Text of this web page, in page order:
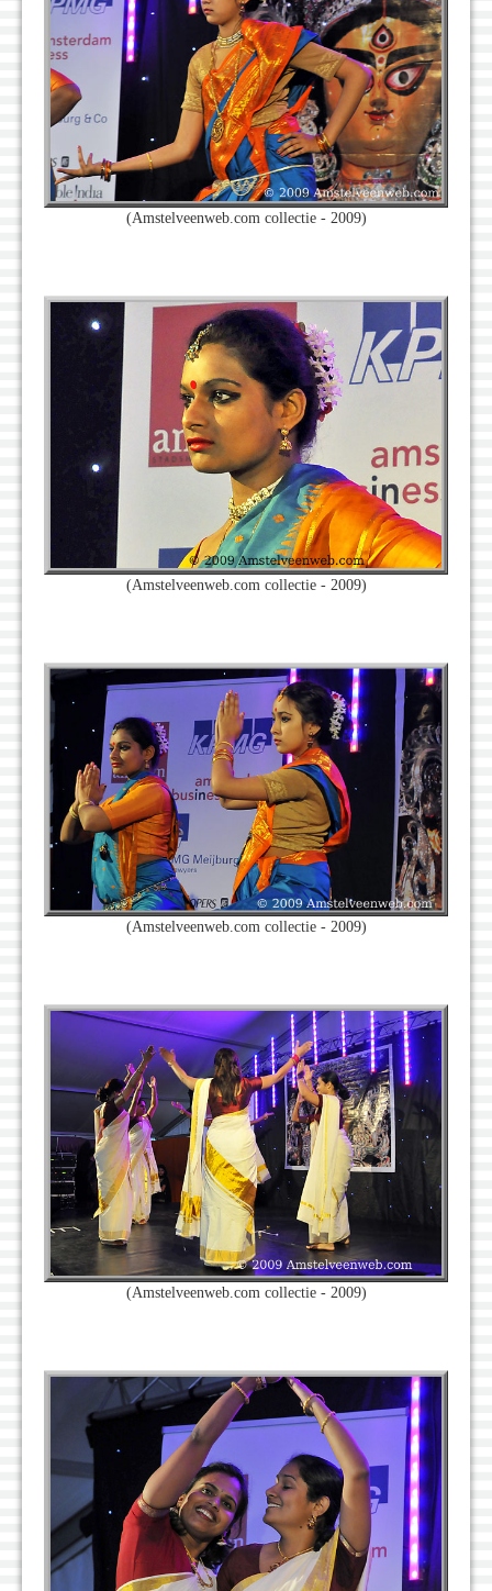
(Amstelveenweb.com collectie - 2009)
(Amstelveenweb.com collectie - 2009)
(Amstelveenweb.com collectie - 2009)
(Amstelveenweb.com collectie - 2009)